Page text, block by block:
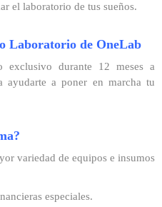
el laboratorio de tus sueños.
Laboratorio de OneLab
exclusivo durante 12 meses a
ayudarte a poner en marcha tu
variedad de equipos e insumos
especiales.